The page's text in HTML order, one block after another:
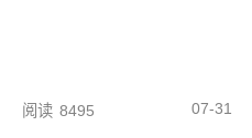
阅读 8495 07-31